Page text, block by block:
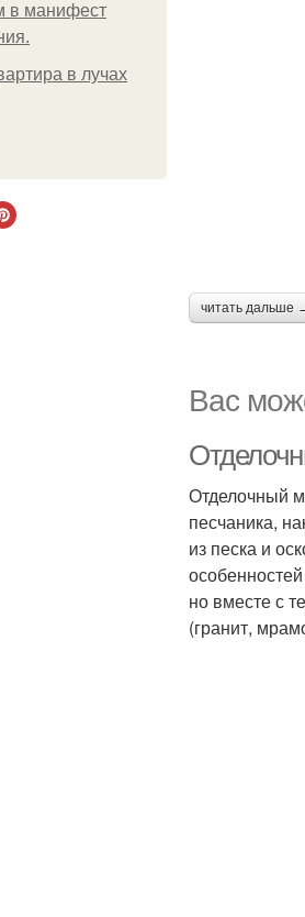
в манифест
в лучах
читать дальше
Вас
Отделочный
песчаника,
из песка и
но вместе с
(гранит,